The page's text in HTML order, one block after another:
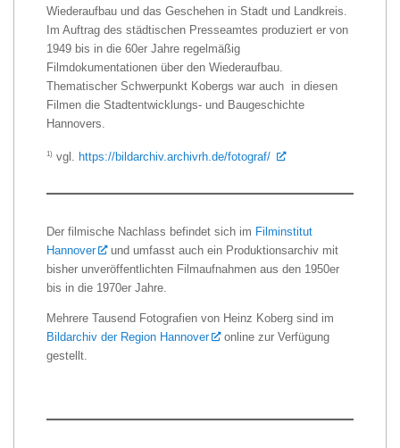
Wiederaufbau und das Geschehen in Stadt und Landkreis.
Im Auftrag des städtischen Presseamtes produziert er von
1949 bis in die 60er Jahre regelmäßig
Filmdokumentationen über den Wiederaufbau.
Thematischer Schwerpunkt Kobergs war auch in diesen
Filmen die Stadtentwicklungs- und Baugeschichte
Hannovers.
1) vgl. https://bildarchiv.archivrh.de/fotograf/
Der filmische Nachlass befindet sich im Filminstitut
Hannover
und umfasst auch ein Produktionsarchiv mit
bisher unveröffentlichten Filmaufnahmen aus den 1950er
bis in die 1970er Jahre.
Mehrere Tausend Fotografien von Heinz Koberg sind im
Bildarchiv der Region Hannover
online zur Verfügung
gestellt.